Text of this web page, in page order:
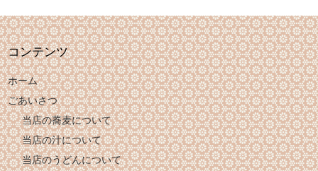
コンテンツ
ホーム
ごあいさつ
当店の蕎麦について
当店の汁について
当店のうどんについて